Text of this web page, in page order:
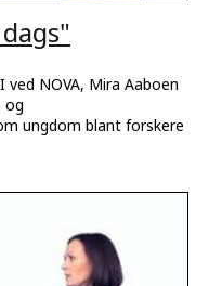
ved NOVA, Mira Aaboen
og
ungdom blant forskere